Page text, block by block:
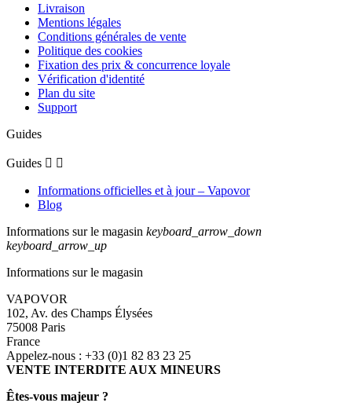
Livraison
Mentions légales
Conditions générales de vente
Politique des cookies
Fixation des prix & concurrence loyale
Vérification d'identité
Plan du site
Support
Guides
Guides  
Informations officielles et à jour – Vapovor
Blog
Informations sur le magasin keyboard_arrow_down
keyboard_arrow_up
Informations sur le magasin
VAPOVOR
102, Av. des Champs Élysées
75008 Paris
France
Appelez-nous : +33 (0)1 82 83 23 25
VENTE INTERDITE AUX MINEURS
Êtes-vous majeur ?